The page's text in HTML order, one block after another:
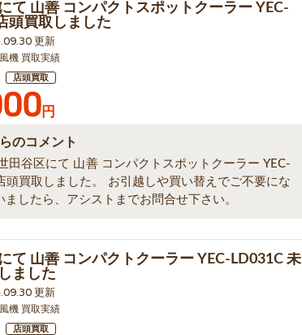
て 山善 コンパクトスポットクーラー YEC-
頭買取しました
更新
機 買取実績
店頭買取
円
のコメント
田谷区にて 山善 コンパクトスポットクーラー YEC-
頭買取しました。 お引越しや買い替えでご不要にな
ましたら、アシストまでお問合せ下さい。
て 山善 コンパクトクーラー YEC-LD031C 未
ました
更新
機 買取実績
店頭買取